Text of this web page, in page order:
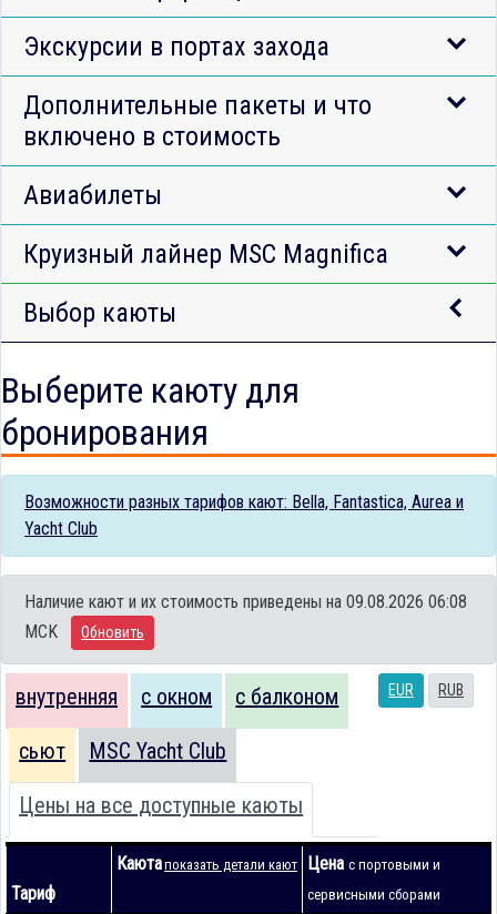
Экскурсии в портах захода
Дополнительные пакеты и что
включено в стоимость
Авиабилеты
Круизный лайнер MSC Magnifica
Выбор каюты
Выберите каюту для
бронирования
Возможности разных тарифов кают: Bella, Fantastica, Aurea и
Yacht Club
Наличие кают и их стоимость приведены на 09.08.2026 06:08
MCK
Обновить
EUR RUB
внутренняя с окном с балконом
сьют MSC Yacht Club
Цены на все доступные каюты
Тариф
Каютапоказать детали кают Цена с портовыми и
сервисными сборами